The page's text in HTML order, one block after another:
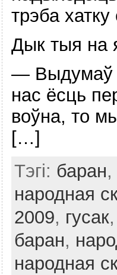
трэба хатку
Дык тыя на
— Выдумаў
нас ёсць
воўна, то
[…]
Тэгі: баран,
народная
2009, гусак
баран,
народная